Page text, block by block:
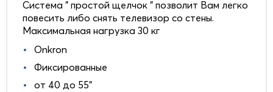
Система " простой щелчок " позволит Вам легко
повесить либо снять телевизор со стены.
Максимальная нагрузка 30 кг
Onkron
Фиксированные
от 40 до 55"